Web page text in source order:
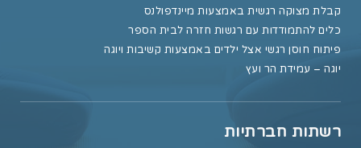
קבלת מצוקה רגשית באמצעות מיינדפולנס
כלים להתמודדות עם רגשות חזרה לבית הספר
פיתוח חוסן רגשי אצל ילדים באמצעות קשיבות ויוגה
יוגה – עמידת הר ועץ
רשתות חברתיות